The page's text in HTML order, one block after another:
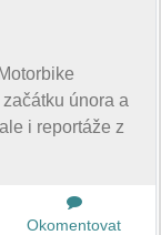
února a
i reportáže z
Okomentovat